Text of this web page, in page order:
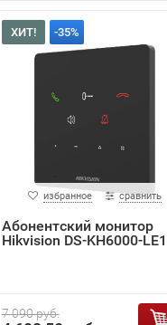
ХИТ! -35%
избранное сравнить
Абонентский монитор
Hikvision DS-KH6000-LE1
7 090 руб.